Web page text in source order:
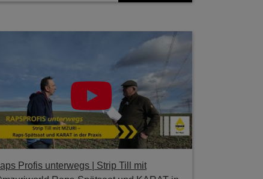
Profis unterwegs | Strip Till mit